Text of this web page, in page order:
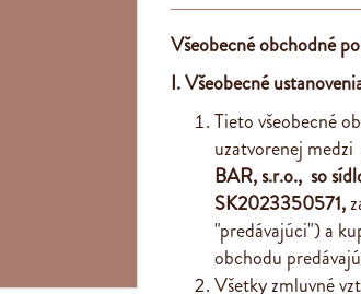
Všeobecné obchodné
I. Všeobecné
Tieto všeobecné
uzatvorenej
BAR, s.r.o., so
SK2023350571,
"predávajúci") a
obchodu
Všetky zmluvné